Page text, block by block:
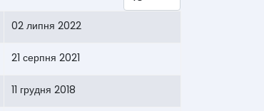
02 липня 2022
21 серпня 2021
11 грудня 2018